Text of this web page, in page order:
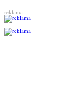
reklama